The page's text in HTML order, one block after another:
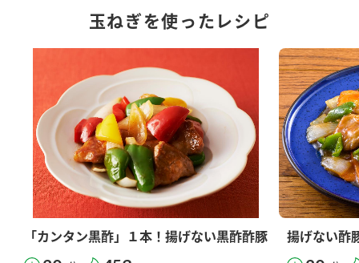
玉ねぎを使ったレシピ
「カンタン黒酢」１本！揚げない黒酢酢豚 揚げない酢